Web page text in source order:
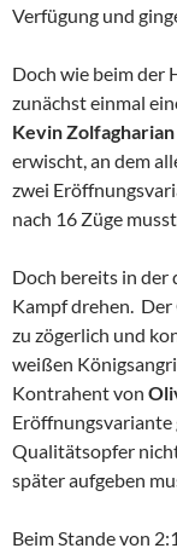
Verfügung und
Doch wie beim der
zunächst einmal
Kevin Zolfagharian
erwischt, an dem
zwei
nach 16 Züge
Doch bereits in
Kampf drehen. Der
zu zögerlich und
weißen
Kontrahent von
Eröffnungsvariante
Qualitätsopfer
später aufgeben
Beim Stande von